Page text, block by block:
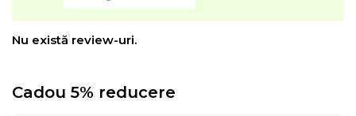
Nu există review-uri.
Cadou 5% reducere